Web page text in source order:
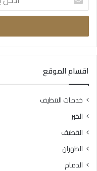
بريدك
الإلكتروني
اقسام الموقع
خدمات التنظيف
الخبر
القطيف
الظهران
الدمام